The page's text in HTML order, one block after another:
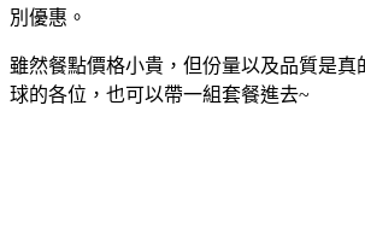
別優惠。
雖然餐點價格小貴，但份量以及品質是真
球的各位，也可以帶一組套餐進去~